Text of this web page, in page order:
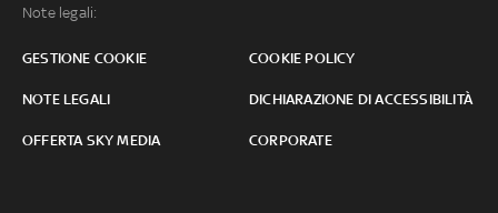
Note legali:
GESTIONE COOKIE COOKIE POLICY
NOTE LEGALI DICHIARAZIONE DI ACCESSIBILITÀ
OFFERTA SKY MEDIA CORPORATE